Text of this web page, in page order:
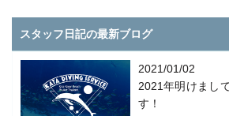
スタッフ日記の最新ブログ
2021/01/02
2021年明けまし
す！